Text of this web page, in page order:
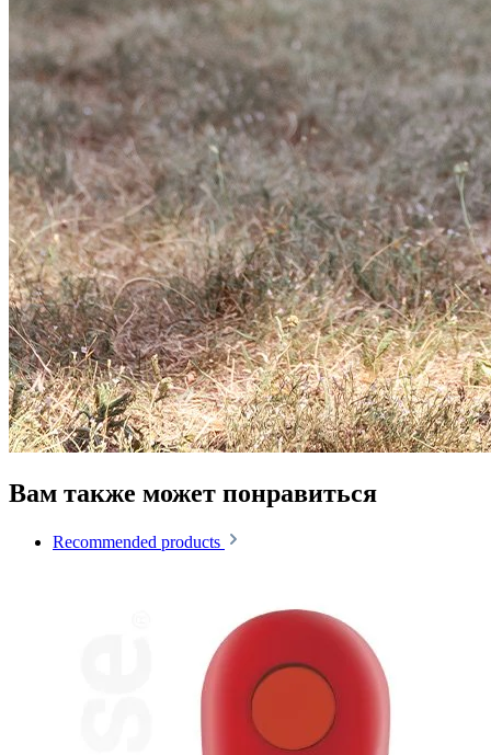
Вам также может понравиться
Recommended products